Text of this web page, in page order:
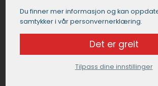
Få et tilbud fra en
Du finner mer informasjon og kan
samtykker i vår personvernerklæring.
Det er greit
Tilpass dine innstillinger